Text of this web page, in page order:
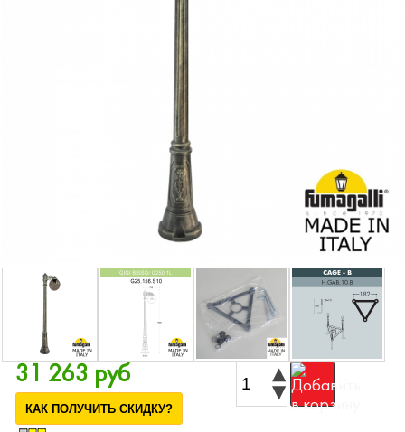
31 263 руб
КАК ПОЛУЧИТЬ СКИДКУ?